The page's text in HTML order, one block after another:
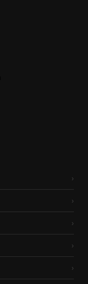
›
›
›
›
›